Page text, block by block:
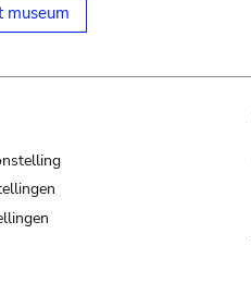
museum